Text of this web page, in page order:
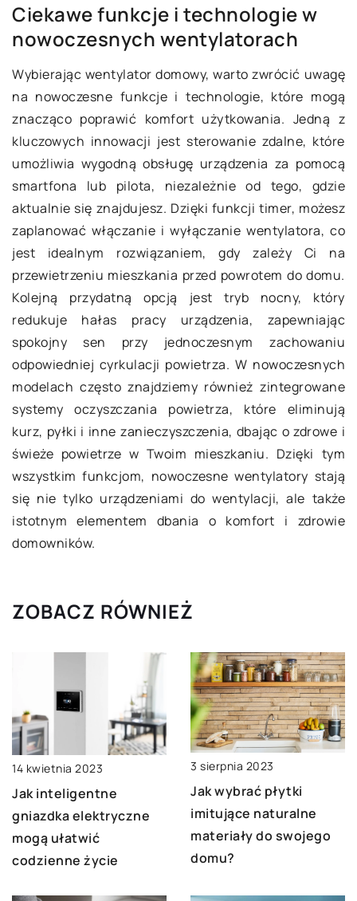
Ciekawe funkcje i technologie w
nowoczesnych wentylatorach
Wybierając wentylator domowy, warto zwrócić uwagę
na nowoczesne funkcje i technologie, które mogą
znacząco poprawić komfort użytkowania. Jedną z
kluczowych innowacji jest sterowanie zdalne, które
umożliwia wygodną obsługę urządzenia za pomocą
smartfona lub pilota, niezależnie od tego, gdzie
aktualnie się znajdujesz. Dzięki funkcji timer, możesz
zaplanować włączanie i wyłączanie wentylatora, co
jest idealnym rozwiązaniem, gdy zależy Ci na
przewietrzeniu mieszkania przed powrotem do domu.
Kolejną przydatną opcją jest tryb nocny, który
redukuje hałas pracy urządzenia, zapewniając
spokojny sen przy jednoczesnym zachowaniu
odpowiedniej cyrkulacji powietrza. W nowoczesnych
modelach często znajdziemy również zintegrowane
systemy oczyszczania powietrza, które eliminują
kurz, pyłki i inne zanieczyszczenia, dbając o zdrowe i
świeże powietrze w Twoim mieszkaniu. Dzięki tym
wszystkim funkcjom, nowoczesne wentylatory stają
się nie tylko urządzeniami do wentylacji, ale także
istotnym elementem dbania o komfort i zdrowie
domowników.
ZOBACZ RÓWNIEŻ
14 kwietnia 2023
Jak inteligentne
gniazdka elektryczne
mogą ułatwić
codzienne życie
3 sierpnia 2023
Jak wybrać płytki
imitujące naturalne
materiały do swojego
domu?